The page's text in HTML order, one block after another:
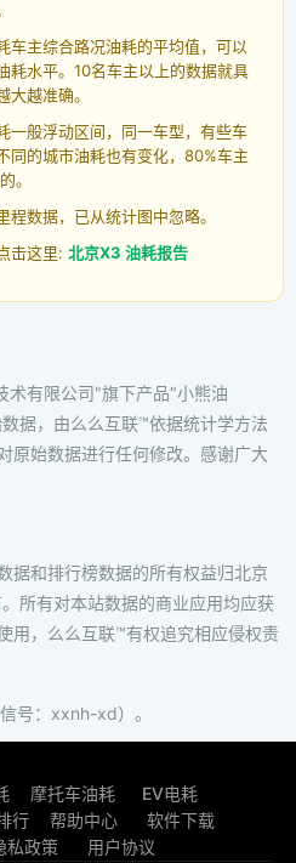
车主综合路况油耗的平均值，可以
耗水平。10名车主以上的数据就具
越准确。
一般浮动区间，同一车型，有些车
同的城市油耗也有变化，80%车主
。
数据，已从统计图中忽略。
击这里: 北京X3 油耗报告
术有限公司"旗下产品"小熊油
据，由么么互联™依据统计学方法
原始数据进行任何修改。感谢广大
据和排行榜数据的所有权益归北京
所有对本站数据的商业应用均应获
用，么么互联™有权追究相应侵权责
号：xxnh-xd）。
摩托车油耗
EV电耗
行 帮助中心
软件下载
私政策 用户协议